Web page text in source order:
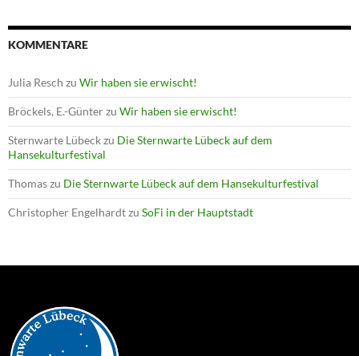
KOMMENTARE
Julia Resch zu Wir haben sie erwischt!
Bröckels, E.-Günterzu Wir haben sie erwischt!
Sternwarte Lübeckzu Die Sternwarte Lübeck auf dem
Hansekulturfestival
Thomaszu Die Sternwarte Lübeck auf dem Hansekulturfestival
Christopher Engelhardtzu SoFi in der Hauptstadt